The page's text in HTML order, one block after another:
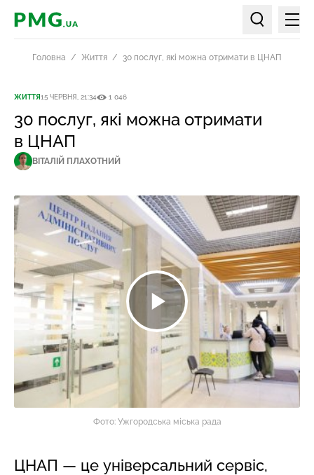
PMG.ua
Пошук по
Головна Життя 30 послуг, які можна отримати в ЦНАП
ЖИТТЯ15 ЧЕРВНЯ, 21:34 1 046
30 послуг, які можна отримати
в ЦНАП
ВІТАЛІЙ ПЛАХОТНИЙ
Фото: Ужгородська міська рада
ЦНАП — це універсальний сервіс,